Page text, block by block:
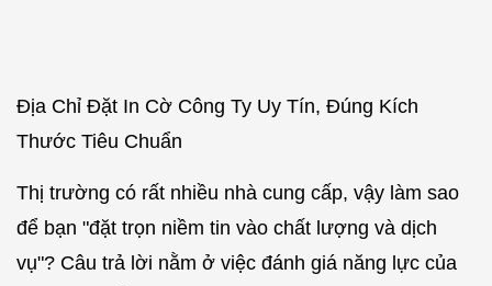
Địa Chỉ Đặt In Cờ Công Ty Uy Tín, Đúng Kích
Thước Tiêu Chuẩn
Thị trường có rất nhiều nhà cung cấp, vậy làm sao
để bạn "đặt trọn niềm tin vào chất lượng và dịch
vụ"? Câu trả lời nằm ở việc đánh giá năng lực của